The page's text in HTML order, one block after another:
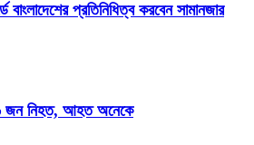
বাংলাদেশের প্রতিনিধিত্ব করবেন সামানজার
৬ জন নিহত, আহত অনেকে